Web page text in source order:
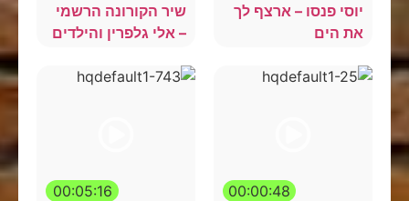
יוסי פנסו – ארצף לך
את הים
שיר הקורונה הרשמי
– אלי גלפרין והילדים
00:00:48
00:05:16